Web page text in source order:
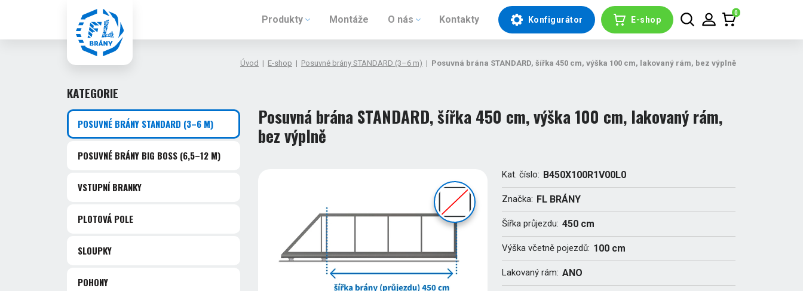
Produkty Montáže O nás Kontakty Konfigurátor E-shop
0
Úvod | E-shop | Posuvné brány STANDARD (3–6 m) | Posuvná brána STANDARD, šířka 450 cm, výška 100 cm, lakovaný rám, bez výplně
KATEGORIE
POSUVNÉ BRÁNY STANDARD (3–6 M)
POSUVNÉ BRÁNY BIG BOSS (6,5–12 M)
VSTUPNÍ BRANKY
PLOTOVÁ POLE
SLOUPKY
POHONY
Posuvná brána STANDARD, šířka 450 cm, výška 100 cm, lakovaný rám,
bez výplně
Kat. číslo: B450X100R1V00L0
Značka: FL BRÁNY
Šířka průjezdu: 450 cm
Výška včetně pojezdů: 100 cm
Lakovaný rám: ANO